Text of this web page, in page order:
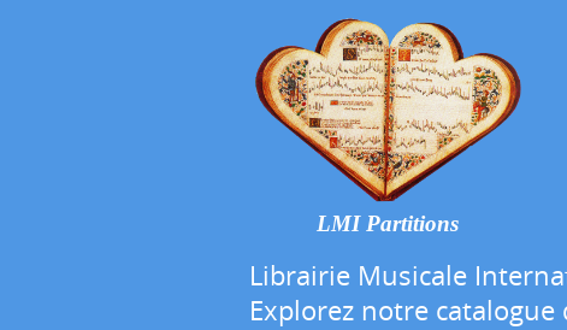
LMI Partitions
Librairie Musicale
Explorez notre catalogue